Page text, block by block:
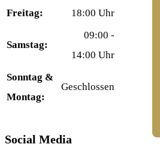
Freitag:
18:00 Uhr
Samstag:
09:00 -
14:00 Uhr
Sonntag &
Montag:
Geschlossen
Social Media